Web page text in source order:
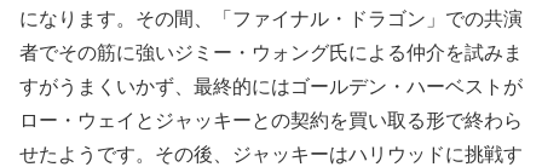
になります。その間、「ファイナル・ドラゴン」での共演
者でその筋に強いジミー・ウォング氏による仲介を試みま
すがうまくいかず、最終的にはゴールデン・ハーベストが
ロー・ウェイとジャッキーとの契約を買い取る形で終わら
せたようです。その後、ジャッキーはハリウッドに挑戦す